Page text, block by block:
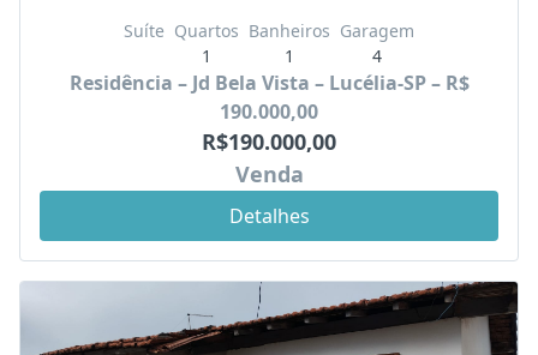
Suíte Quartos
1
Banheiros
1
Garagem
4
Residência – Jd Bela Vista – Lucélia-SP – R$
190.000,00
R$190.000,00
Venda
Detalhes